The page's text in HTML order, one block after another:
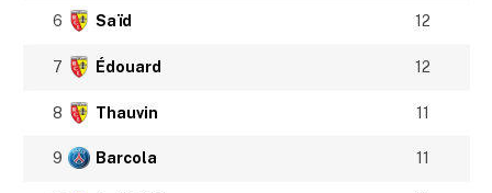
6 Saïd 12
7 Édouard 12
8 Thauvin 11
9 Barcola 11